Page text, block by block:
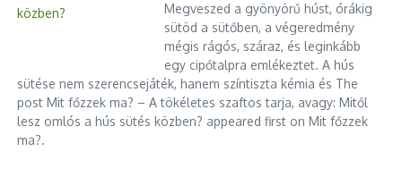
Megveszed a gyönyörű húst, órákig
sütöd a sütőben, a végeredmény
mégis rágós, száraz, és leginkább
egy cipőtalpra emlékeztet. A hús
sütése nem szerencsejáték, hanem színtiszta kémia és The
post Mit főzzek ma? – A tökéletes szaftos tarja, avagy: Mitől
lesz omlós a hús sütés közben? appeared first on Mit főzzek
ma?.